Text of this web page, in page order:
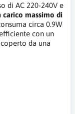
di AC 220-240V e
carico massimo di
circa 0.9W
con un
da una